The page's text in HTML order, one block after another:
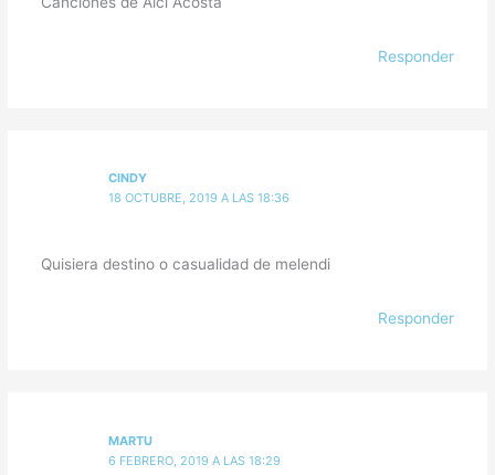
Responder
CINDY
18 OCTUBRE, 2019 A LAS 18:36
Quisiera destino o casualidad de melendi
Responder
MARTU
6 FEBRERO, 2019 A LAS 18:29